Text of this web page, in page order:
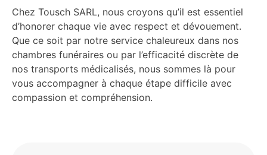
Chez Tousch SARL, nous croyons qu’il est essentiel
d’honorer chaque vie avec respect et dévouement.
Que ce soit par notre service chaleureux dans nos
chambres funéraires ou par l’efficacité discrète de
nos transports médicalisés, nous sommes là pour
vous accompagner à chaque étape difficile avec
compassion et compréhension.